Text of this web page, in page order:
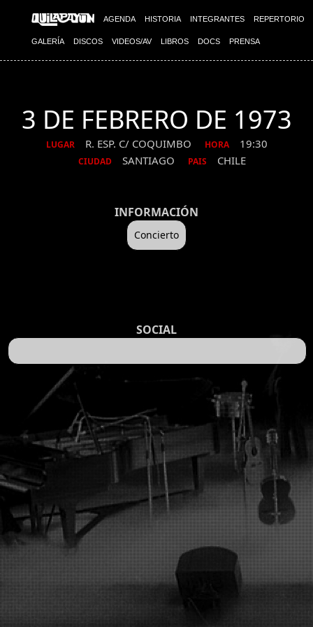
AGENDA HISTORIA INTEGRANTES REPERTORIO
GALERÍA DISCOS VIDEOS/AV LIBROS DOCS PRENSA
3 DE FEBRERO DE 1973
LUGAR R. ESP. C/ COQUIMBO HORA 19:30
CIUDAD SANTIAGO PAIS CHILE
INFORMACIÓN
Concierto
SOCIAL